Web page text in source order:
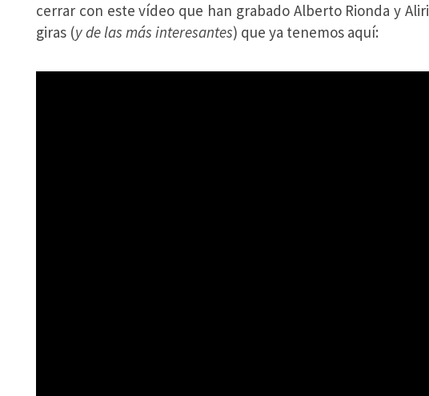
cerrar con este vídeo que han grabado Alberto Rionda y
giras (y de las más interesantes) que ya tenemos aquí: